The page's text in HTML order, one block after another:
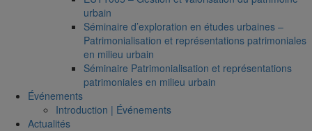
urbain
Séminaire d’exploration en études urbaines –
Patrimonialisation et représentations patrimoniales
en milieu urbain
Séminaire Patrimonialisation et représentations
patrimoniales en milieu urbain
Événements
Introduction | Événements
Actualités